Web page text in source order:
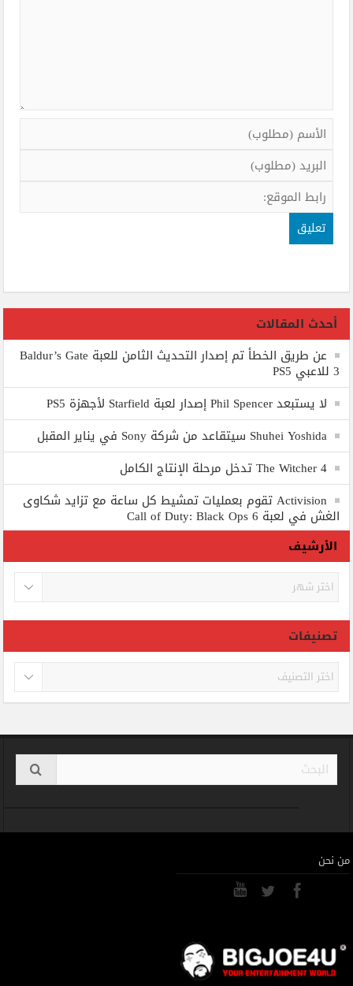
أحدث المقالات
عن طريق الخطأ تم إصدار التحديث الثامن للعبة Baldur’s Gate
3 للاعبي PS5
لا يستبعد Phil Spencer إصدار لعبة Starfield لأجهزة PS5
Shuhei Yoshida سيتقاعد من شركة Sony في يناير المقبل
The Witcher 4 تدخل مرحلة الإنتاج الكامل
Activision تقوم بعمليات تمشيط كل ساعة مع تزايد شكاوى
الغش في لعبة Call of Duty: Black Ops 6
الأرشيف
الأرشيف
تصنيفات
تصنيفات
من نحن